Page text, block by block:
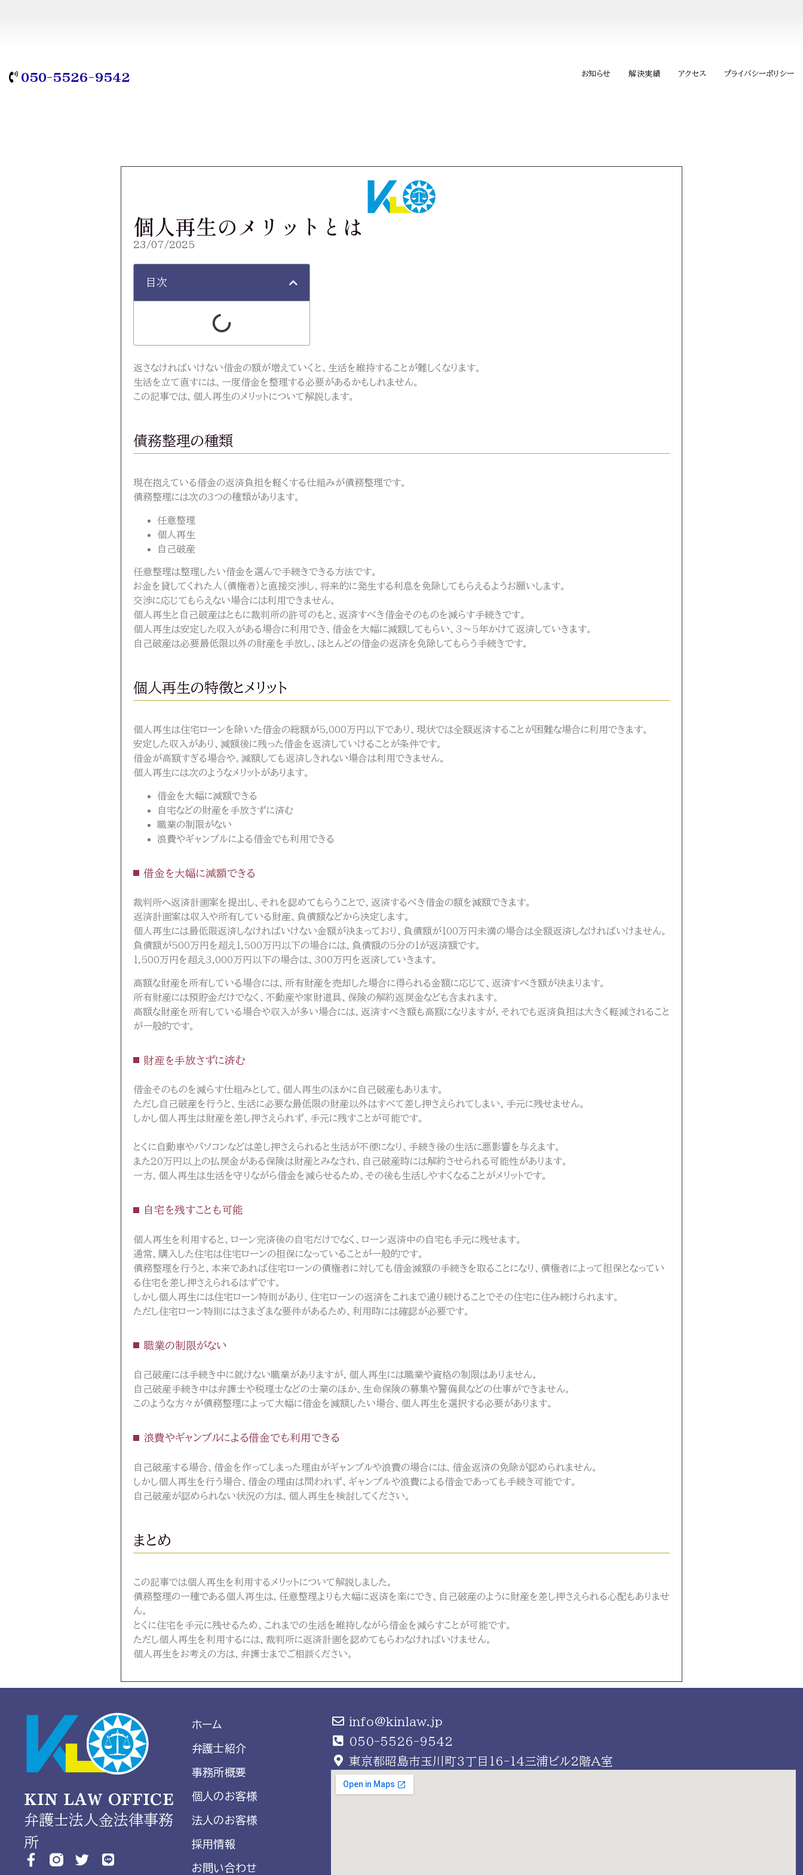
050-5526-9542 お知らせ 解決実績 アクセス プライバシーポリシー
個人再生のメリットとは
23/07/2025
目次
返さなければいけない借金の額が増えていくと、生活を維持することが難しくなります。
生活を立て直すには、一度借金を整理する必要があるかもしれません。
この記事では、個人再生のメリットについて解説します。
債務整理の種類
現在抱えている借金の返済負担を軽くする仕組みが債務整理です。
債務整理には次の3つの種類があります。
任意整理
個人再生
自己破産
任意整理は整理したい借金を選んで手続きできる方法です。
お金を貸してくれた人（債権者）と直接交渉し、将来的に発生する利息を免除してもらえるようお願いします。
交渉に応じてもらえない場合には利用できません。
個人再生と自己破産はともに裁判所の許可のもと、返済すべき借金そのものを減らす手続きです。
個人再生は安定した収入がある場合に利用でき、借金を大幅に減額してもらい、3～5年かけて返済していきます。
自己破産は必要最低限以外の財産を手放し、ほとんどの借金の返済を免除してもらう手続きです。
個人再生の特徴とメリット
個人再生は住宅ローンを除いた借金の総額が5,000万円以下であり、現状では全額返済することが困難な場合に利用できます。
安定した収入があり、減額後に残った借金を返済していけることが条件です。
借金が高額すぎる場合や、減額しても返済しきれない場合は利用できません。
個人再生には次のようなメリットがあります。
借金を大幅に減額できる
自宅などの財産を手放さずに済む
職業の制限がない
浪費やギャンブルによる借金でも利用できる
借金を大幅に減額できる
裁判所へ返済計画案を提出し、それを認めてもらうことで、返済するべき借金の額を減額できます。
返済計画案は収入や所有している財産、負債額などから決定します。
個人再生には最低限返済しなければいけない金額が決まっており、負債額が100万円未満の場合は全額返済しなければいけません。
負債額が500万円を超え1,500万円以下の場合には、負債額の5分の1が返済額です。
1,500万円を超え3,000万円以下の場合は、300万円を返済していきます。
高額な財産を所有している場合には、所有財産を売却した場合に得られる金額に応じて、返済すべき額が決まります。
所有財産には預貯金だけでなく、不動産や家財道具、保険の解約返戻金なども含まれます。
高額な財産を所有している場合や収入が多い場合には、返済すべき額も高額になりますが、それでも返済負担は大きく軽減されること
が一般的です。
財産を手放さずに済む
借金そのものを減らす仕組みとして、個人再生のほかに自己破産もあります。
ただし自己破産を行うと、生活に必要な最低限の財産以外はすべて差し押さえられてしまい、手元に残せません。
しかし個人再生は財産を差し押さえられず、手元に残すことが可能です。
とくに自動車やパソコンなどは差し押さえられると生活が不便になり、手続き後の生活に悪影響を与えます。
また20万円以上の払戻金がある保険は財産とみなされ、自己破産時には解約させられる可能性があります。
一方、個人再生は生活を守りながら借金を減らせるため、その後も生活しやすくなることがメリットです。
自宅を残すことも可能
個人再生を利用すると、ローン完済後の自宅だけでなく、ローン返済中の自宅も手元に残せます。
通常、購入した住宅は住宅ローンの担保になっていることが一般的です。
債務整理を行うと、本来であれば住宅ローンの債権者に対しても借金減額の手続きを取ることになり、債権者によって担保となってい
る住宅を差し押さえられるはずです。
しかし個人再生には住宅ローン特則があり、住宅ローンの返済をこれまで通り続けることでその住宅に住み続けられます。
ただし住宅ローン特則にはさまざまな要件があるため、利用時には確認が必要です。
職業の制限がない
自己破産には手続き中に就けない職業がありますが、個人再生には職業や資格の制限はありません。
自己破産手続き中は弁護士や税理士などの士業のほか、生命保険の募集や警備員などの仕事ができません。
このような方々が債務整理によって大幅に借金を減額したい場合、個人再生を選択する必要があります。
浪費やギャンブルによる借金でも利用できる
自己破産する場合、借金を作ってしまった理由がギャンブルや浪費の場合には、借金返済の免除が認められません。
しかし個人再生を行う場合、借金の理由は問われず、ギャンブルや浪費による借金であっても手続き可能です。
自己破産が認められない状況の方は、個人再生を検討してください。
まとめ
この記事では個人再生を利用するメリットについて解説しました。
債務整理の一種である個人再生は、任意整理よりも大幅に返済を楽にでき、自己破産のように財産を差し押さえられる心配もありませ
ん。
とくに住宅を手元に残せるため、これまでの生活を維持しながら借金を減らすことが可能です。
ただし個人再生を利用するには、裁判所に返済計画を認めてもらわなければいけません。
個人再生をお考えの方は、弁護士までご相談ください。
KIN LAW OFFICE
弁護士法人金法律事務
所
ホーム
弁護士紹介
事務所概要
個人のお客様
法人のお客様
採用情報
お問い合わせ
info@kinlaw.jp
050-5526-9542
東京都昭島市玉川町3丁目16-14三浦ビル2階A室